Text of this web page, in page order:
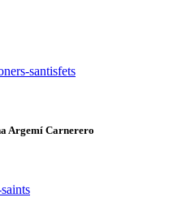
santisfets
Argemí Carnerero